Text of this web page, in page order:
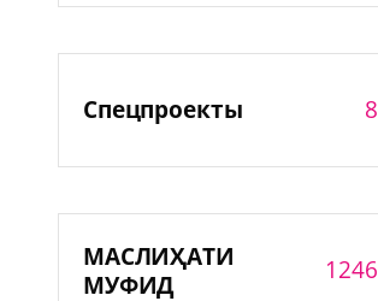
Спецпроекты 8
МАСЛИҲАТИ
МУФИД
1246